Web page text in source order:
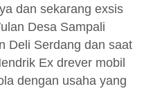
dan sekarang exsis
Desa Sampali
Deli Serdang dan saat
Ex drever mobil
dengan usaha yang